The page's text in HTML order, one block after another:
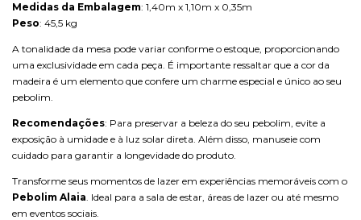
Medidas da Embalagem: 1,40m x 1,10m x 0,35m
Peso: 45,5 kg
A tonalidade da mesa pode variar conforme o estoque, proporcionando
uma exclusividade em cada peça. É importante ressaltar que a cor da
madeira é um elemento que confere um charme especial e único ao seu
pebolim.
Recomendações: Para preservar a beleza do seu pebolim, evite a
exposição à umidade e à luz solar direta. Além disso, manuseie com
cuidado para garantir a longevidade do produto.
Transforme seus momentos de lazer em experiências memoráveis com o
Pebolim Alaia. Ideal para a sala de estar, áreas de lazer ou até mesmo
em eventos sociais.